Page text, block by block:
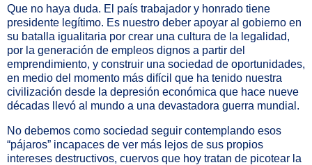
Que no haya duda. El país trabajador y honrado tiene
presidente legítimo. Es nuestro deber apoyar al gobierno en
su batalla igualitaria por crear una cultura de la legalidad,
por la generación de empleos dignos a partir del
emprendimiento, y construir una sociedad de oportunidades,
en medio del momento más difícil que ha tenido nuestra
civilización desde la depresión económica que hace nueve
décadas llevó al mundo a una devastadora guerra mundial.
No debemos como sociedad seguir contemplando esos
“pájaros” incapaces de ver más lejos de sus propios
intereses destructivos, cuervos que hoy tratan de picotear la